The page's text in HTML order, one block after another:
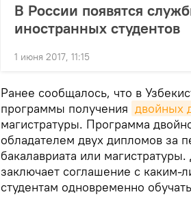
В России появятся
иностранных студентов
1 июня 2017, 11:15
Ранее сообщалось, что в
программы получения двойных
магистратуры. Программа
обладателем двух дипломов за
бакалавриата или
заключает соглашение с каким-
студентам одновременно